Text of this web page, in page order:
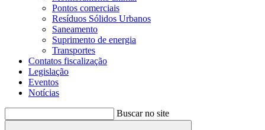
Pontos comerciais
Resíduos Sólidos Urbanos
Saneamento
Suprimento de energia
Transportes
Contatos fiscalização
Legislação
Eventos
Notícias
Buscar no site